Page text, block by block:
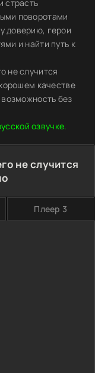
страсть
поворотами
доверию, герои
и найти путь к
не случится
качестве
без
озвучке.
не случится
Плеер 3